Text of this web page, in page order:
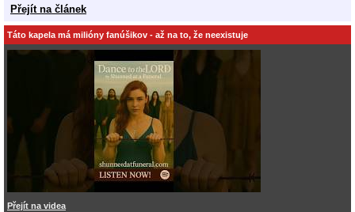
Přejít na článek
Táto kapela má milióny fanúšikov - až na to, že neexistuje
Přejít na videa